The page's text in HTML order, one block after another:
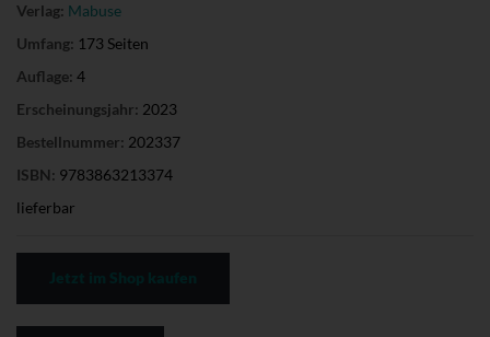
Verlag: Mabuse
Umfang: 173 Seiten
Auflage: 4
Erscheinungsjahr: 2023
Bestellnummer: 202337
ISBN: 9783863213374
lieferbar